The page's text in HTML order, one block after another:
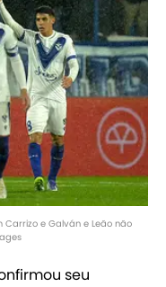
Carrizo e Galván e Leão não
seu